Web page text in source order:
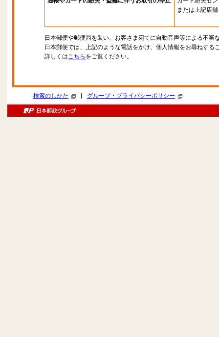
または上記店舗
日本郵便や郵便局を装い、お客さま宛てに自動音声等による不審
日本郵便では、上記のような電話をかけ、個人情報をお尋ねする
詳しくはこちら をご覧ください。
検索のしかた グループ・プライバシーポリシー